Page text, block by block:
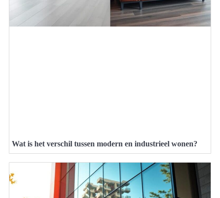
Wat is het verschil tussen modern en industrieel wonen?